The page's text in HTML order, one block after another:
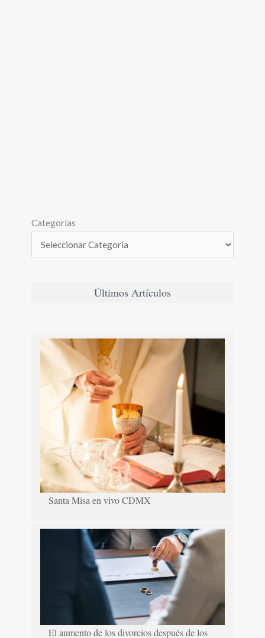
Categorías
Últimos Artículos
Santa Misa en vivo CDMX
El aumento de los divorcios después de los